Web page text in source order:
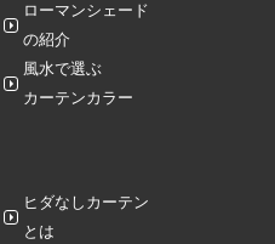
ローマンシェード
の紹介
風水で選ぶ
カーテンカラー
ヒダなしカーテン
とは